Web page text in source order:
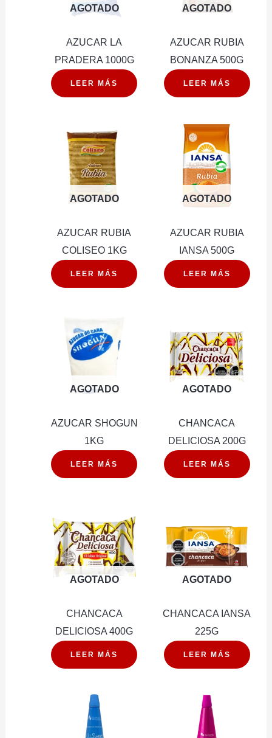
AGOTADO
AZUCAR LA
PRADERA 1000G
LEER MÁS
AGOTADO
AZUCAR RUBIA
BONANZA 500G
LEER MÁS
AGOTADO
AZUCAR RUBIA
COLISEO 1KG
LEER MÁS
AGOTADO
AZUCAR RUBIA
IANSA 500G
LEER MÁS
AGOTADO
AZUCAR SHOGUN
1KG
LEER MÁS
AGOTADO
CHANCACA
DELICIOSA 200G
LEER MÁS
AGOTADO
CHANCACA
DELICIOSA 400G
LEER MÁS
AGOTADO
CHANCACA IANSA
225G
LEER MÁS